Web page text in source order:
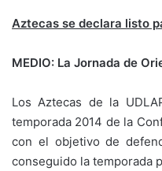
Aztecas se declara listo
MEDIO: La Jornada de
Los Aztecas de la
temporada 2014 de la
con el objetivo de
conseguido la temporada